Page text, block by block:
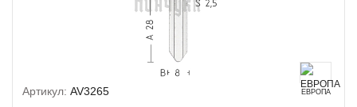
Артикул: AV3265 ЕВРОПА